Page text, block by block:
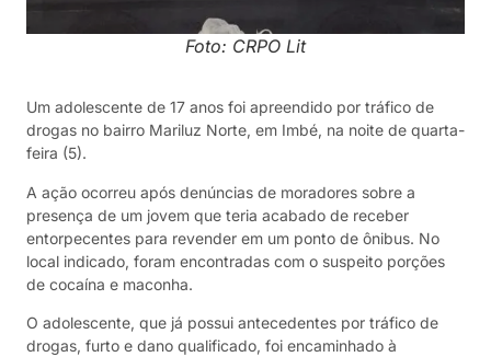
Foto: CRPO Lit
Um adolescente de 17 anos foi apreendido por tráfico de
drogas no bairro Mariluz Norte, em Imbé, na noite de quarta-
feira (5).
A ação ocorreu após denúncias de moradores sobre a
presença de um jovem que teria acabado de receber
entorpecentes para revender em um ponto de ônibus. No
local indicado, foram encontradas com o suspeito porções
de cocaína e maconha.
O adolescente, que já possui antecedentes por tráfico de
drogas, furto e dano qualificado, foi encaminhado à